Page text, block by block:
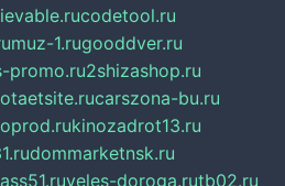
codetool.ru
muz-1.rugooddver.ru
promo.ru2shizashop.ru
carszona-bu.ru
kinozadrot13.ru
dommarketnsk.ru
veles-doroga.rutb02.ru